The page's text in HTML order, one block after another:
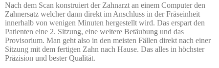
Nach dem Scan konstruiert der Zahnarzt an einem Computer den
Zahnersatz welcher dann direkt im An­schluss in der Fräseinheit
innerhalb von wenigen Minuten hergestellt wird. Das erspart den
Patienten eine 2. Sitzung, eine weitere Be­täu­bung und das
Provisorium. Man geht also in den meisten Fällen direkt nach einer
Sitzung mit dem fer­tigen Zahn nach Hause. Das alles in höchster
Präzision und bester Qualität.